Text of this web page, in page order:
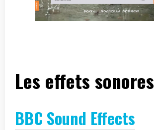
Les effets sonores
BBC Sound Effects